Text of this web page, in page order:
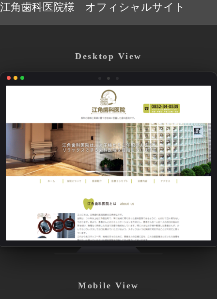
江角歯科医院様 オフィシャルサイト
Desktop View
Mobile View